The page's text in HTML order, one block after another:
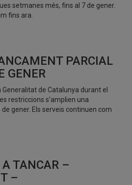
setmanes més, fins al 7 de gener.
fins ara.
PARCIAL
GENER
de Catalunya durant el
restriccions s’amplien una
gener. Els serveis continuen com
TANCAR –
–